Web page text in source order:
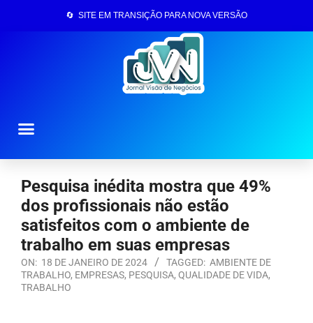
🔄 SITE EM TRANSIÇÃO PARA NOVA VERSÃO
Pesquisa inédita mostra que 49%
dos profissionais não estão
satisfeitos com o ambiente de
trabalho em suas empresas
ON: 18 DE JANEIRO DE 2024 TAGGED: AMBIENTE DE
TRABALHO, EMPRESAS, PESQUISA, QUALIDADE DE VIDA,
TRABALHO